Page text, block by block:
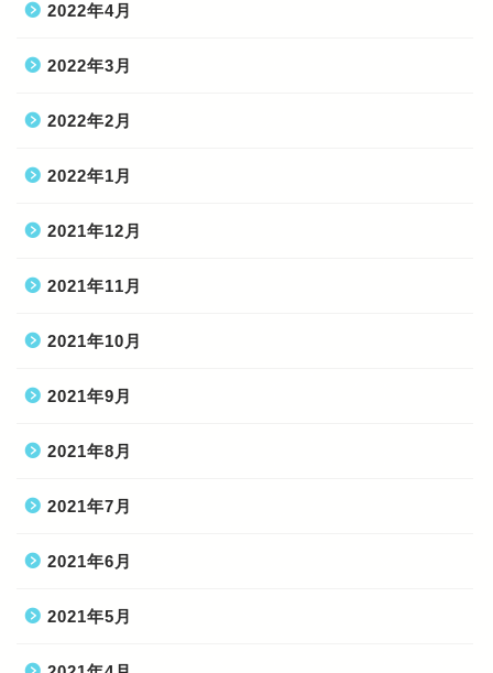
2022年4月
2022年3月
2022年2月
2022年1月
2021年12月
2021年11月
2021年10月
2021年9月
2021年8月
2021年7月
2021年6月
2021年5月